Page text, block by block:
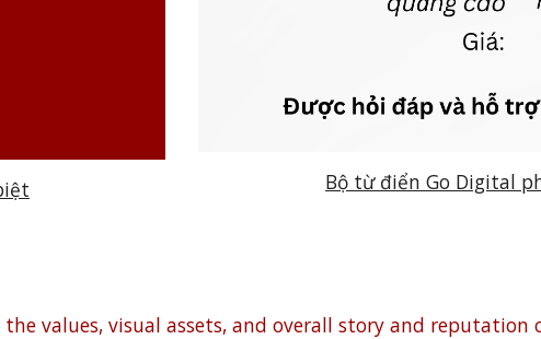
Bộ từ điển Go Digital
values, visual assets, and overall story and reputation